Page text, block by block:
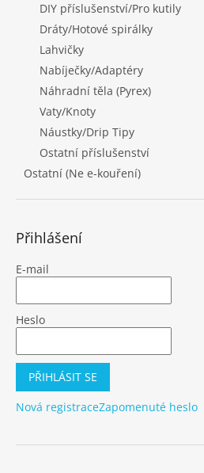
DIY příslušenství/Pro kutily
Dráty/Hotové spirálky
Lahvičky
Nabíječky/Adaptéry
Náhradní těla (Pyrex)
Vaty/Knoty
Náustky/Drip Tipy
Ostatní příslušenství
Ostatní (Ne e-kouření)
Přihlášení
E-mail
Heslo
PŘIHLÁSIT SE
Nová registraceZapomenuté heslo